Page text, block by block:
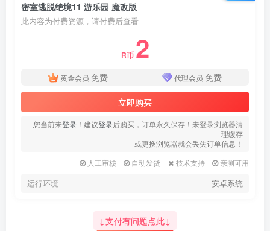
密室逃脱绝境11 游乐园 魔改版
此内容为付费资源，请付费后查看
R币 2
黄金会员 免费 代理会员 免费
立即购买
您当前未登录 ！建议登录后购买，订单永久保存！未登录浏览器清
理缓存
或更换浏览器就会丢失订单信息！
人工审核
自动发货 技术支持 亲测可用
运行环境 安卓系统
↓支付有问题点此↓